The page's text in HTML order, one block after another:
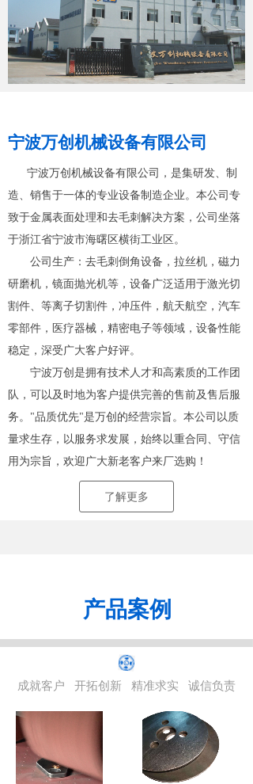
宁波万创机械设备有限公司
宁波万创机械设备有限公司，是集研发、制
造、销售于一体的专业设备制造企业。本公司专
致于金属表面处理和去毛刺解决方案，公司坐落
于浙江省宁波市海曙区横街工业区。
公司生产：去毛刺倒角设备，拉丝机，磁力
研磨机，镜面抛光机等，设备广泛适用于激光切
割件、等离子切割件，冲压件，航天航空，汽车
零部件，医疗器械，精密电子等领域，设备性能
稳定，深受广大客户好评。
宁波万创是拥有技术人才和高素质的工作团
队，可以及时地为客户提供完善的售前及售后服
务。"品质优先"是万创的经营宗旨。本公司以质
量求生存，以服务求发展，始终以重合同、守信
用为宗旨，欢迎广大新老客户来厂选购！
了解更多
成就客户 开拓创新 精准求实 诚信负责
产品案例